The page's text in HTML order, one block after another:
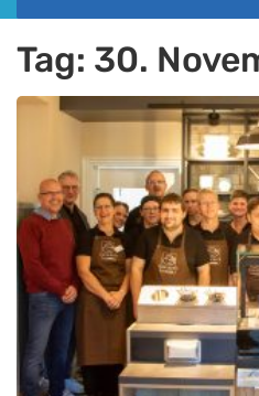
Tag: 30.